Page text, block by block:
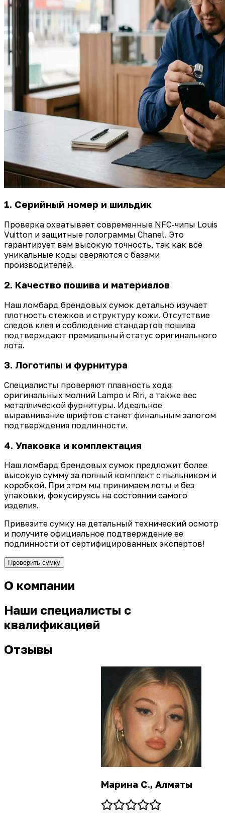
1. Серийный номер и шильдик
Проверка охватывает современные NFC-чипы Louis
Vuitton и защитные голограммы Chanel. Это
гарантирует вам высокую точность, так как все
уникальные коды сверяются с базами
производителей.
2. Качество пошива и материалов
Наш ломбард брендовых сумок детально изучает
плотность стежков и структуру кожи. Отсутствие
следов клея и соблюдение стандартов пошива
подтверждают премиальный статус оригинального
лота.
3. Логотипы и фурнитура
Специалисты проверяют плавность хода
оригинальных молний Lampo и Riri, а также вес
металлической фурнитуры. Идеальное
выравнивание шрифтов станет финальным залогом
подтверждения подлинности.
4. Упаковка и комплектация
Наш ломбард брендовых сумок предложит более
высокую сумму за полный комплект с пыльником и
коробкой. При этом мы принимаем лоты и без
упаковки, фокусируясь на состоянии самого
изделия.
Привезите сумку на детальный технический осмотр
и получите официальное подтверждение ее
подлинности от сертифицированных экспертов!
Проверить сумку
О компании
Наши специалисты с
квалификацией
Отзывы